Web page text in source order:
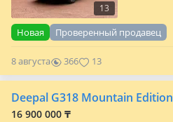
13
Новая Проверенный продавец
8 августа 366 13
Deepal G318 Mountain Edition
16 900 000 ₸